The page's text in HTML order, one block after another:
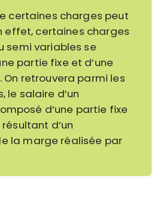
certaines charges peut
effet, certaines charges
semi variables se
partie fixe et d’une
retrouvera parmi les
le salaire d’un
d’une partie fixe
d’un
la marge réalisée par